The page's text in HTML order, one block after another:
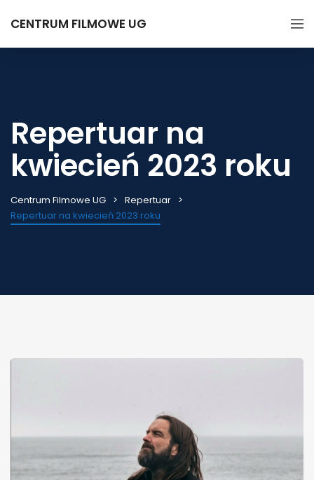
CENTRUM FILMOWE UG
Repertuar na
kwiecień 2023 roku
Centrum Filmowe UG
Repertuar
Repertuar na kwiecień 2023 roku